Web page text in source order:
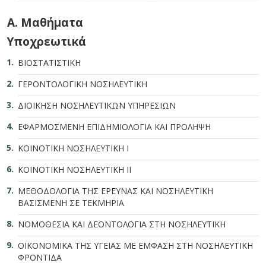
A. Μαθήματα
Υποχρεωτικά
ΒΙΟΣΤΑΤΙΣΤΙΚΗ
ΓΕΡΟΝΤΟΛΟΓΙΚΗ ΝΟΣΗΛΕΥΤΙΚΗ
ΔΙΟΙΚΗΣΗ ΝΟΣΗΛΕΥΤΙΚΩΝ ΥΠΗΡΕΣΙΩΝ
ΕΦΑΡΜΟΣΜΕΝΗ ΕΠΙΔΗΜΙΟΛΟΓΙΑ ΚΑΙ ΠΡΟΛΗΨΗ
ΚΟΙΝΟΤΙΚΗ ΝΟΣΗΛΕΥΤΙΚΗ Ι
ΚΟΙΝΟΤΙΚΗ ΝΟΣΗΛΕΥΤΙΚΗ ΙΙ
ΜΕΘΟΔΟΛΟΓΙΑ ΤΗΣ ΕΡΕΥΝΑΣ ΚΑΙ ΝΟΣΗΛΕΥΤΙΚΗ
ΒΑΣΙΣΜΕΝΗ ΣΕ ΤΕΚΜΗΡΙΑ
ΝΟΜΟΘΕΣΙΑ ΚΑΙ ΔΕΟΝΤΟΛΟΓΙΑ ΣΤΗ ΝΟΣΗΛΕΥΤΙΚΗ
ΟΙΚΟΝΟΜΙΚΑ ΤΗΣ ΥΓΕΙΑΣ ΜΕ ΕΜΦΑΣΗ ΣΤΗ ΝΟΣΗΛΕΥΤΙΚΗ
ΦΡΟΝΤΙΔΑ